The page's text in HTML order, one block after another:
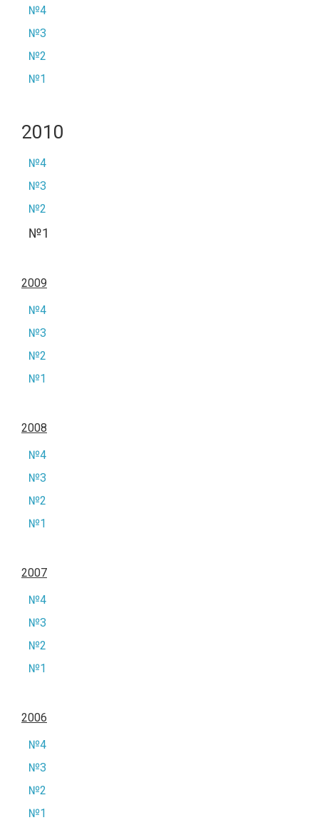
№4
№3
№2
№1
2010
№4
№3
№2
№1
2009
№4
№3
№2
№1
2008
№4
№3
№2
№1
2007
№4
№3
№2
№1
2006
№4
№3
№2
№1